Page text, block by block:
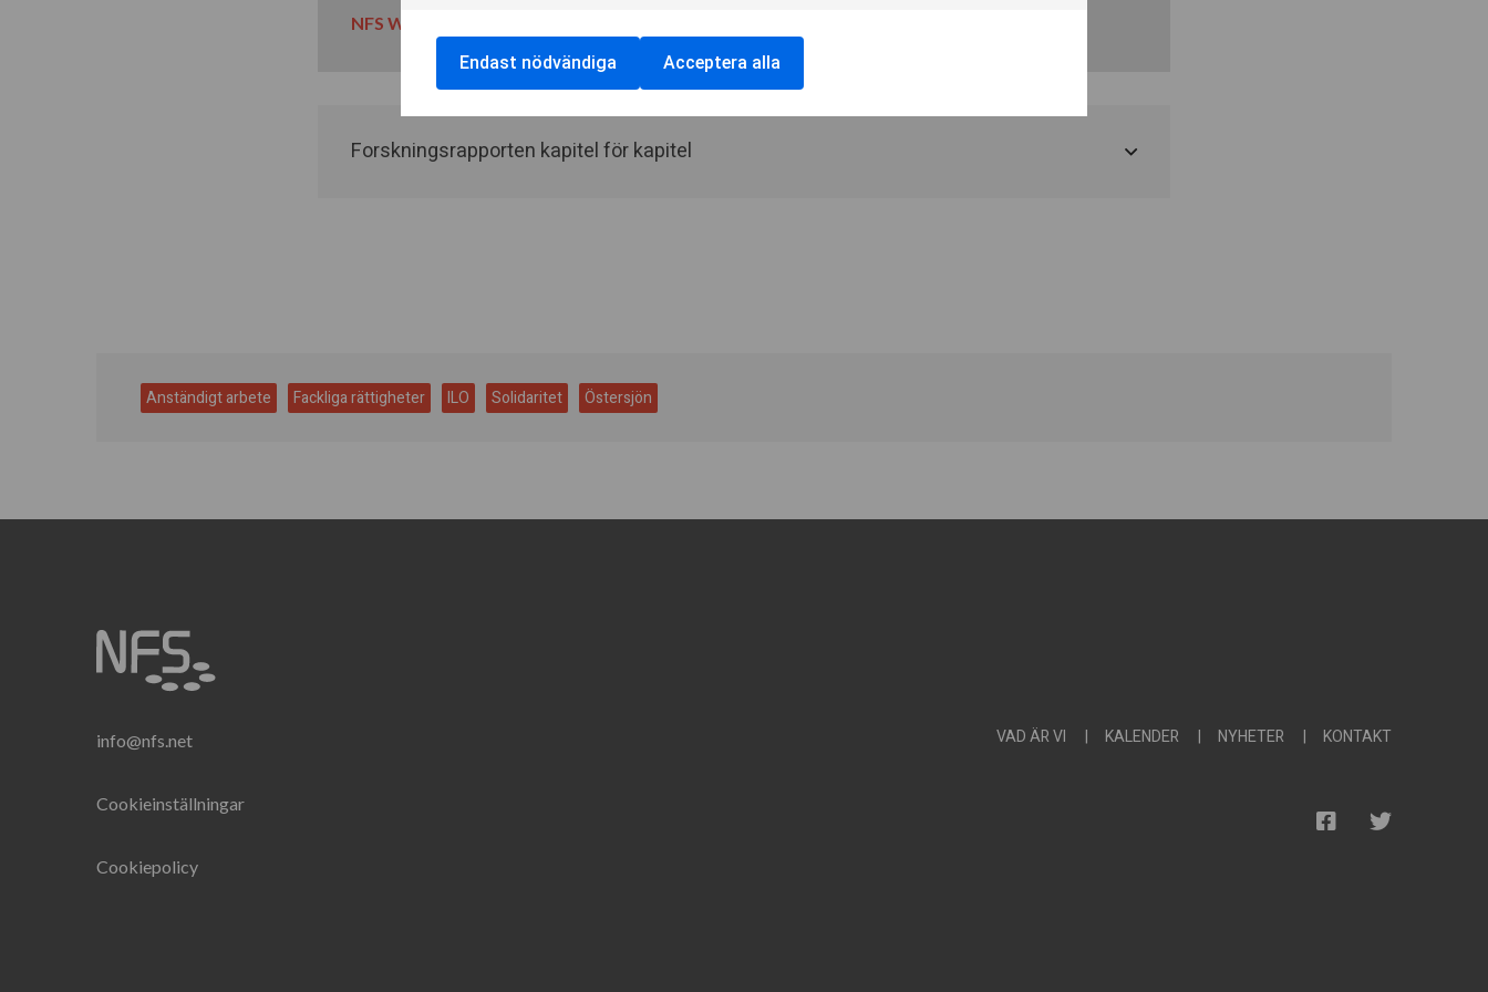
NFS Workers rights in the Baltics
Forskningsrapporten kapitel för kapitel
Anständigt arbete Fackliga rättigheter ILO Solidaritet Östersjön
info@nfs.net
Cookieinställningar
Cookiepolicy
VAD ÄR VI KALENDER NYHETER KONTAKT
Endast nödvändiga Acceptera alla